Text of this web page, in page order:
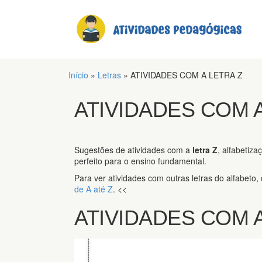
Início » Letras » ATIVIDADES COM A LETRA Z
ATIVIDADES COM
Sugestões de atividades com a letra Z,
perfeito para o ensino fundamental.
Para ver atividades com outras letras do
de A até Z. <<
ATIVIDADES COM